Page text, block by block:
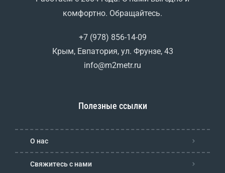
комфортно. Обращайтесь.
+7 (978) 856-14-09
Крым, Евпатория, ул. Фрунзе, 43
info@m2metr.ru
Полезные ссылки
О нас
Свяжитесь с нами